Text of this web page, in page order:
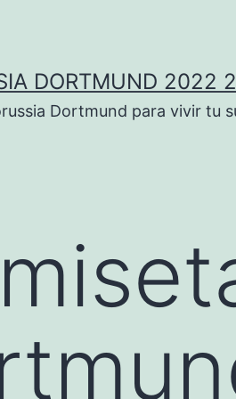
DORTMUND 2022
Dortmund para vivir tu